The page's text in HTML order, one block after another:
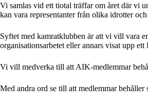
Vi samlas vid ett tiotal träffar om året där vi
kan vara representanter från olika idrotter
Syftet med kamratklubben är att vi vill vara
organisationsarbetet eller annars visat upp
Vi vill medverka till att AIK-medlemmar
Med andra ord se till att medlemmar